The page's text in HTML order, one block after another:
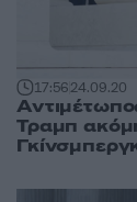
17:5624.09.20
Τραμπ